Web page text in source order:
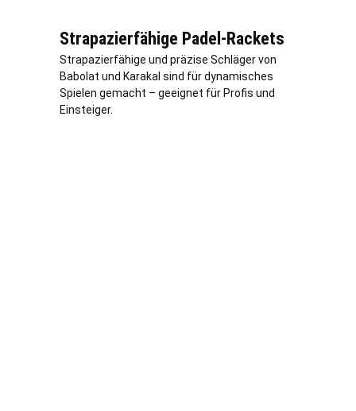
Strapazierfähige Padel-Rackets
Strapazierfähige und präzise Schläger von
Babolat und Karakal sind für dynamisches
Spielen gemacht – geeignet für Profis und
Einsteiger.